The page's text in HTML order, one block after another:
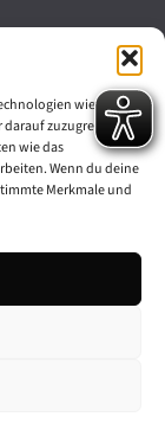
wie
zuzugreifen.
wie das
Wenn du deine
Merkmale und